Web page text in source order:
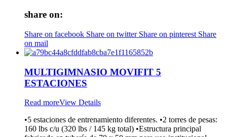
share on:
Share on facebook Share on twitter Share on pinterest Share
on mail
MULTIGIMNASIO MOVIFIT 5
ESTACIONES
Read moreView Details
•5 estaciones de entrenamiento diferentes. •2 torres de pesas:
160 lbs c/u (320 lbs / 145 kg total) •Estructura principal